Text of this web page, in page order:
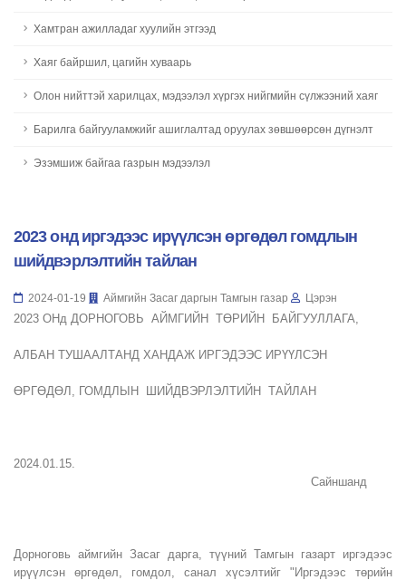
Хамтран ажилладаг хуулийн этгээд
Хаяг байршил, цагийн хуваарь
Олон нийттэй харилцах, мэдээлэл хүргэх нийгмийн сүлжээний хаяг
Барилга байгууламжийг ашиглалтад оруулах зөвшөөрсөн дүгнэлт
Эзэмшиж байгаа газрын мэдээлэл
2023 онд иргэдээс ирүүлсэн өргөдөл гомдлын
шийдвэрлэлтийн тайлан
2024-01-19 Аймгийн Засаг даргын Тамгын газар Цэрэн
2023 ОНд ДОРНОГОВЬ АЙМГИЙН ТӨРИЙН БАЙГУУЛЛАГА,
АЛБАН ТУШААЛТАНД ХАНДАЖ ИРГЭДЭЭС ИРҮҮЛСЭН
ӨРГӨДӨЛ, ГОМДЛЫН ШИЙДВЭРЛЭЛТИЙН ТАЙЛАН
2024.01.15.
Сайншанд
Дорноговь аймгийн Засаг дарга, түүний Тамгын газарт иргэдээс
ирүүлсэн өргөдөл, гомдол, санал хүсэлтийг "Иргэдээс төрийн